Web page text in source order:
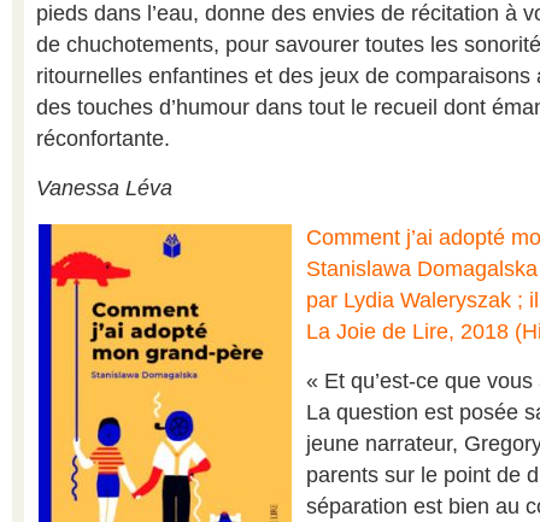
pieds dans l’eau, donne des envies de récitation à
de chuchotements, pour savourer toutes les
ritournelles enfantines et des jeux de comparaisons
des touches d’humour dans tout le recueil dont
réconfortante.
Vanessa Léva
Comment j’ai adopté
Stanislawa
par Lydia Waleryszak ;
La Joie de Lire, 2018
« Et qu’est-ce que
La question est posée
jeune narrateur,
parents sur le point de
séparation est bien au